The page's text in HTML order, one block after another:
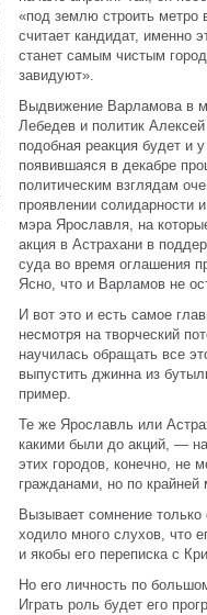
«под землю строить метро
считает кандидат, именно
станет самым чистым
завидуют».
Выдвижение Варламова в
Лебедев и политик
подобная реакция будет и
появившаяся в декабре
политическим взглядам
проявлении солидарности
мэра Ярославля, на
акция в Астрахани в
суда во время оглашения
Ясно, что и Варламов не
И вот это и есть самое
несмотря на творческий
научилась обращать все
выпустить джинна из
пример.
Те же Ярославль или
какими были до акций, —
этих городов, конечно, не
гражданами, но по крайней
Вызывает сомнение
ходило много слухов, что
и якобы его переписка с
Но его личность по
Играть роль будет его